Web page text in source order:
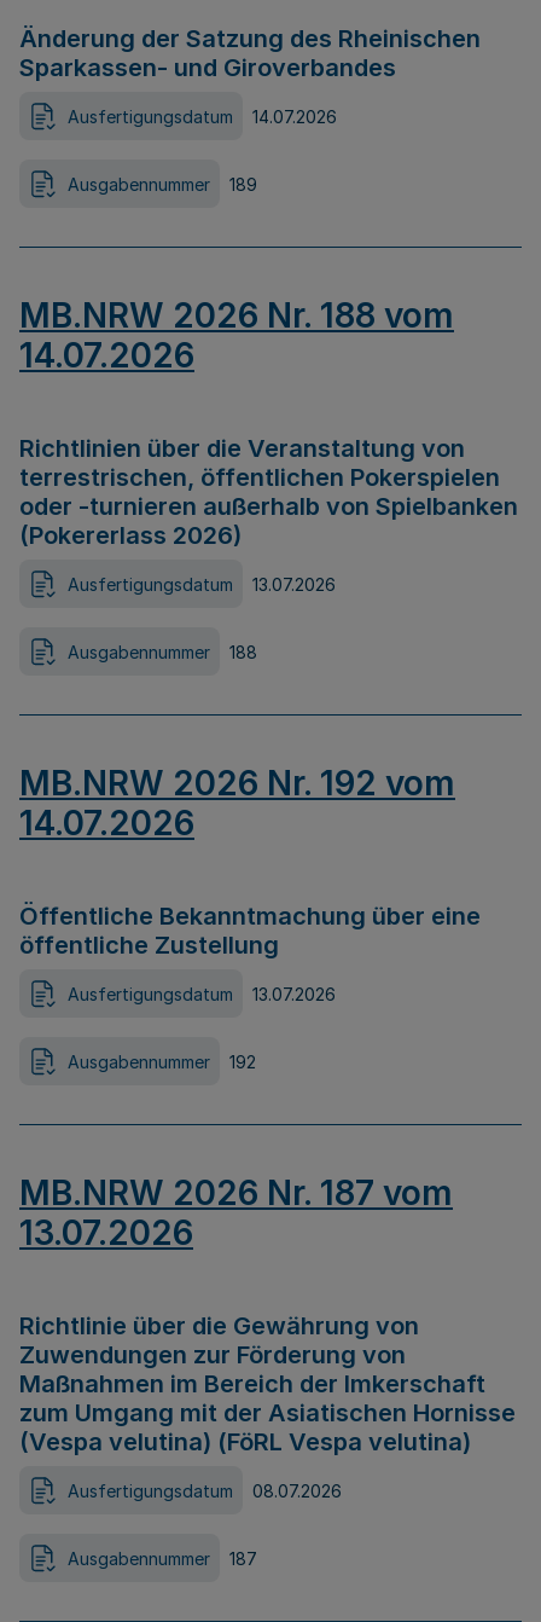
Änderung der Satzung des Rheinischen
Sparkassen- und Giroverbandes
Ausfertigungsdatum 14.07.2026
Ausgabennummer 189
MB.NRW 2026 Nr. 188 vom
14.07.2026
Richtlinien über die Veranstaltung von
terrestrischen, öffentlichen Pokerspielen
oder -turnieren außerhalb von Spielbanken
(Pokererlass 2026)
Ausfertigungsdatum 13.07.2026
Ausgabennummer 188
MB.NRW 2026 Nr. 192 vom
14.07.2026
Öffentliche Bekanntmachung über eine
öffentliche Zustellung
Ausfertigungsdatum 13.07.2026
Ausgabennummer 192
MB.NRW 2026 Nr. 187 vom
13.07.2026
Richtlinie über die Gewährung von
Zuwendungen zur Förderung von
Maßnahmen im Bereich der Imkerschaft
zum Umgang mit der Asiatischen Hornisse
(Vespa velutina) (FöRL Vespa velutina)
Ausfertigungsdatum 08.07.2026
Ausgabennummer 187